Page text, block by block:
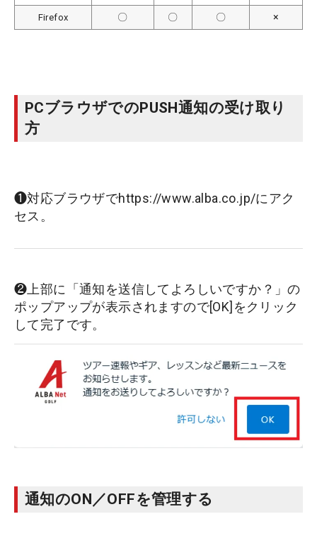
Firefox 〇 〇 〇 ×
PCブラウザでのPUSH通知の受け取り
方
❶対応ブラウザでhttps://www.alba.co.jp/にアク
セス。
❷上部に「通知を送信してよろしいですか？」の
ポップアップが表示されますので[OK]をクリック
して完了です。
通知のON／OFFを管理する